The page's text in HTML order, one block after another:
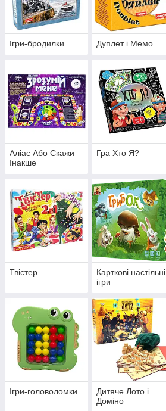
Ігри-бродилки Дуплет і Мемо
Аліас Або Скажи
Інакше
Гра Хто Я?
Твістер
Карткові настільні
ігри
Ігри-головоломки
Дитяче Лото і
Доміно